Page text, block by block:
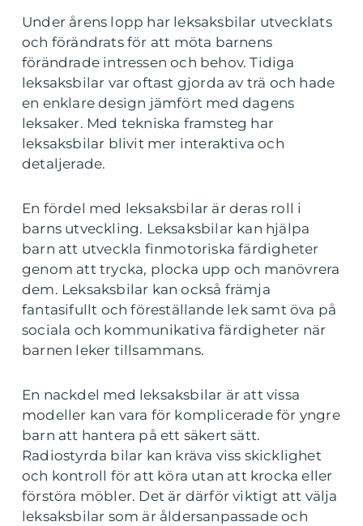
Under årens lopp har leksaksbilar utvecklats
och förändrats för att möta barnens
förändrade intressen och behov. Tidiga
leksaksbilar var oftast gjorda av trä och hade
en enklare design jämfört med dagens
leksaker. Med tekniska framsteg har
leksaksbilar blivit mer interaktiva och
detaljerade.
En fördel med leksaksbilar är deras roll i
barns utveckling. Leksaksbilar kan hjälpa
barn att utveckla finmotoriska färdigheter
genom att trycka, plocka upp och manövrera
dem. Leksaksbilar kan också främja
fantasifullt och föreställande lek samt öva på
sociala och kommunikativa färdigheter när
barnen leker tillsammans.
En nackdel med leksaksbilar är att vissa
modeller kan vara för komplicerade för yngre
barn att hantera på ett säkert sätt.
Radiostyrda bilar kan kräva viss skicklighet
och kontroll för att köra utan att krocka eller
förstöra möbler. Det är därför viktigt att välja
leksaksbilar som är åldersanpassade och